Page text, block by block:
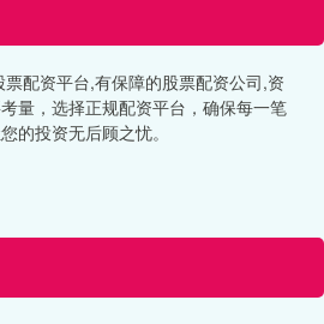
配资平台,有保障的股票配资公司,资
量，选择正规配资平台，确保每一笔
的投资无后顾之忧。